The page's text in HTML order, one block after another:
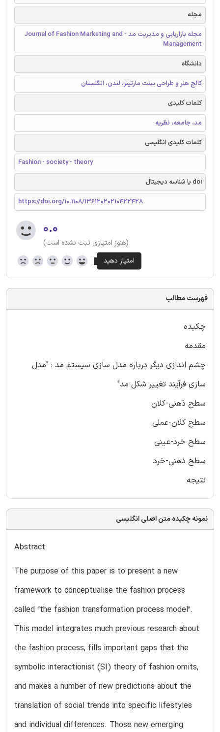
مجله
مجله بازاریابی و مدیریت مد - Journal of Fashion Marketing and
Management
دانشگاه
کالج هنر و طراحی سنت مارتینز، لندن، انگلستان
کلمات کلیدی
مد، جامعه، نظریه
کلمات کلیدی انگلیسی
Fashion - society - theory
doi یا شناسه دیجیتال
https://doi.org/10.1108/13612020210422428
۰.۰
(هنوز امتیازی ثبت نشده است)
فهرست مطالب
چکیده
مقدمه
چشم اندازی دیگر درباره مدل سازی سیستم مد : "مدل
سازی فرآیند تغییر شکل مد"
سطح ذهنی-کلان
سطح کلان-عملی
سطح خرد-عینی
سطح ذهنی-خرد
نتیجه
نمونه چکیده متن اصلی انگلیسی
Abstract
The purpose of this paper is to present a new
framework to conceptualise the fashion process
called “the fashion transformation process model”.
This model integrates much previous research about
the fashion process, fills important gaps that the
symbolic interactionist (SI) theory of fashion omits,
and makes a number of new predictions about the
translation of social trends into specific lifestyles
and individual differences. Those new emerging